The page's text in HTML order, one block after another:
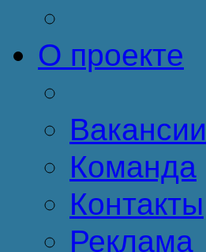
О проекте
Вакансии
Команда
Контакты
Реклама